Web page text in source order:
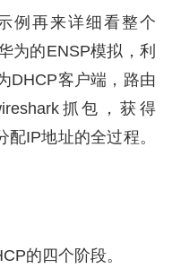
例再来详细看整个
为的ENSP模拟，利
DHCP客户端，路由
抓包，获得
IP地址的全过程。
的四个阶段。